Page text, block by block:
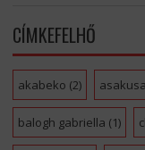
CÍMKEFELHŐ
akabeko (2) asakusa
balogh gabriella (1)